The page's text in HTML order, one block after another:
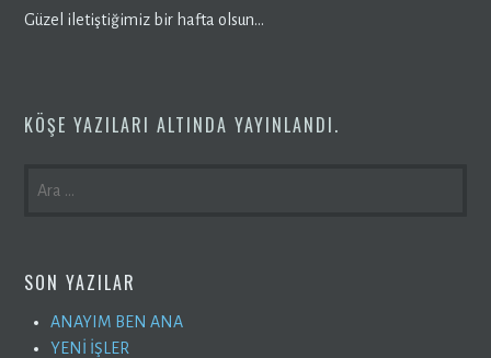
Güzel iletiştiğimiz bir hafta olsun…
KÖŞE YAZILARI ALTINDA YAYINLANDI.
SON YAZILAR
ANAYIM BEN ANA
YENİ İŞLER